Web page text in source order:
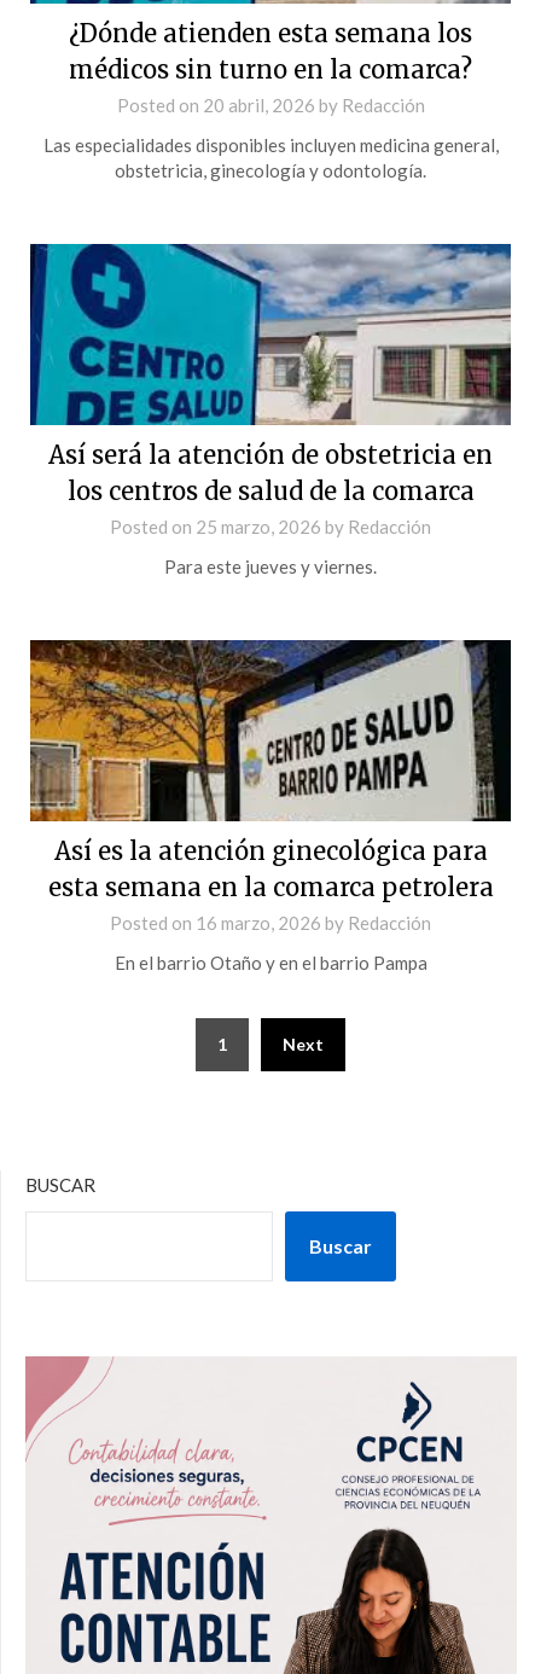
¿Dónde atienden esta semana los
médicos sin turno en la comarca?
Posted on 20 abril, 2026 by Redacción
Las especialidades disponibles incluyen medicina general,
obstetricia, ginecología y odontología.
Así será la atención de obstetricia en
los centros de salud de la comarca
Posted on 25 marzo, 2026 by Redacción
Para este jueves y viernes.
Así es la atención ginecológica para
esta semana en la comarca petrolera
Posted on 16 marzo, 2026 by Redacción
En el barrio Otaño y en el barrio Pampa
1 Next
BUSCAR
Buscar